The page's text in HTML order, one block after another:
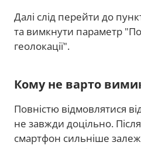
Далі слід перейти до
та вимкнути параметр
геолокації".
Кому не варто
Повністю відмовлятися
не завжди доцільно. Після
смартфон сильніше